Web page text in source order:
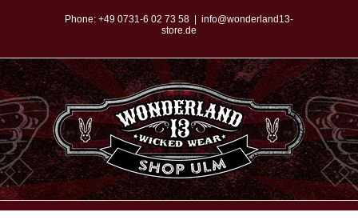
springen
Phone: +49 0731-6 02 73 58
info@wonderland13-
store.de